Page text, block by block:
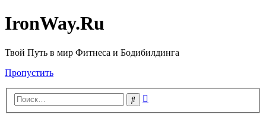
IronWay.Ru
Твой Путь в мир Фитнеса и Бодибилдинга
Пропустить
Поиск